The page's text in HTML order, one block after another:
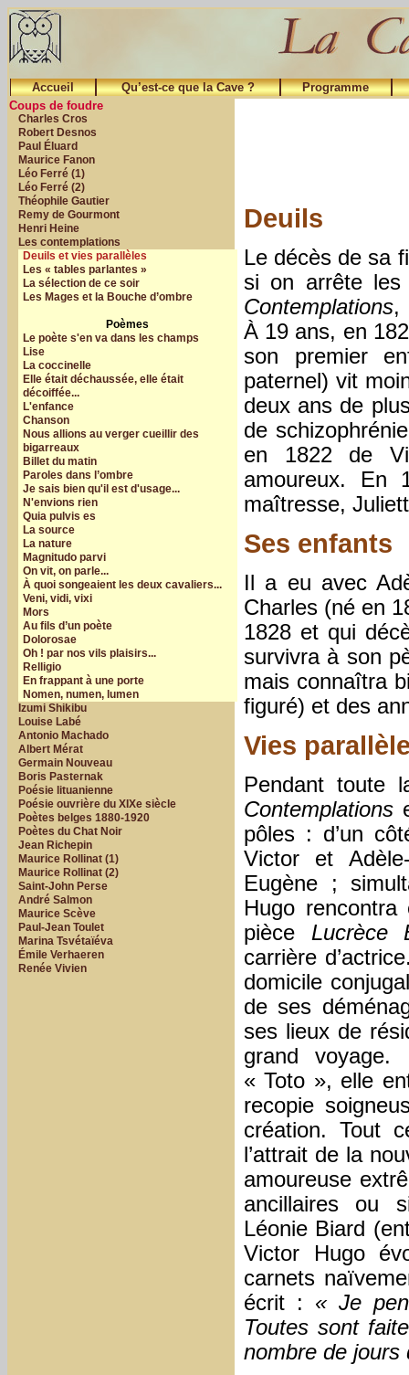
Accueil Qu’est-ce que la Cave ?
Programme
Coups de foudre
Charles Cros
Robert Desnos
Paul Éluard
Maurice Fanon
Léo Ferré (1)
Léo Ferré (2)
Théophile Gautier
Remy de Gourmont
Henri Heine
Les contemplations
Deuils et vies parallèles
Les « tables parlantes »
La sélection de ce soir
Les Mages et la Bouche d’ombre
Poèmes
Le poète s'en va dans les champs
Lise
La coccinelle
Elle était déchaussée, elle était
décoiffée...
L'enfance
Chanson
Nous allions au verger cueillir des
bigarreaux
Billet du matin
Paroles dans l’ombre
Je sais bien qu'il est d'usage...
N'envions rien
Quia pulvis es
La source
La nature
Magnitudo parvi
On vit, on parle...
À quoi songeaient les deux cavaliers...
Veni, vidi, vixi
Mors
Au fils d’un poète
Dolorosae
Oh ! par nos vils plaisirs...
Relligio
En frappant à une porte
Nomen, numen, lumen
Izumi Shikibu
Louise Labé
Antonio Machado
Albert Mérat
Germain Nouveau
Boris Pasternak
Poésie lituanienne
Poésie ouvrière du XIXe siècle
Poètes belges 1880-1920
Poètes du Chat Noir
Jean Richepin
Maurice Rollinat (1)
Maurice Rollinat (2)
Saint-John Perse
André Salmon
Maurice Scève
Paul-Jean Toulet
Marina Tsvétaïéva
Émile Verhaeren
Renée Vivien
Deuils
Le décès de sa
si on arrête
Contemplations,
À 19 ans, en
son premier
paternel) vit
deux ans de
de
en 1822 de
amoureux. En
maîtresse,
Ses enfants
Il a eu avec
Charles (né en
1828 et qui
survivra à son
mais connaîtra
figuré) et des
Vies
Pendant toute
Contemplations
pôles : d’un
Victor et
Eugène ;
Hugo
pièce Lucrèce
carrière
domicile
de ses
ses lieux de
grand voyage.
« Toto », elle
recopie
création. Tout
l’attrait de la
amoureuse
ancillaires ou
Léonie Biard
Victor Hugo
carnets
écrit : « Je
Toutes sont
nombre de jours